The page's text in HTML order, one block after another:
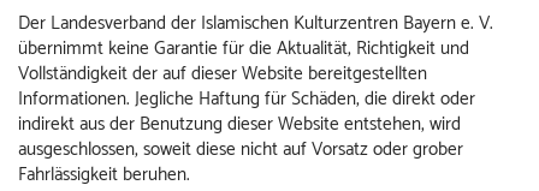
Der Landesverband der Islamischen Kulturzentren Bayern e. V.
übernimmt keine Garantie für die Aktualität, Richtigkeit und
Vollständigkeit der auf dieser Website bereitgestellten
Informationen. Jegliche Haftung für Schäden, die direkt oder
indirekt aus der Benutzung dieser Website entstehen, wird
ausgeschlossen, soweit diese nicht auf Vorsatz oder grober
Fahrlässigkeit beruhen.